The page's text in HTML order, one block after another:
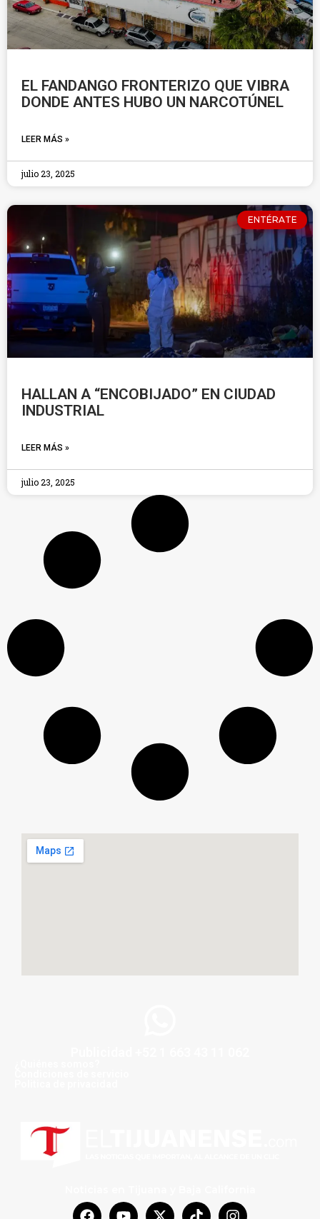
EL FANDANGO FRONTERIZO QUE VIBRA
DONDE ANTES HUBO UN NARCOTÚNEL
LEER MÁS »
julio 23, 2025
ENTÉRATE
HALLAN A “ENCOBIJADO” EN CIUDAD
INDUSTRIAL
LEER MÁS »
julio 23, 2025